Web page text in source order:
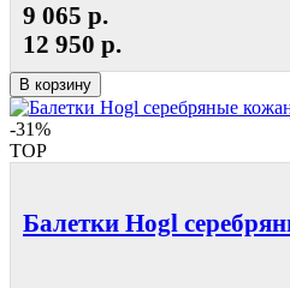
9 065 р.
12 950 р.
В корзину
-31%
TOP
Балетки Hogl